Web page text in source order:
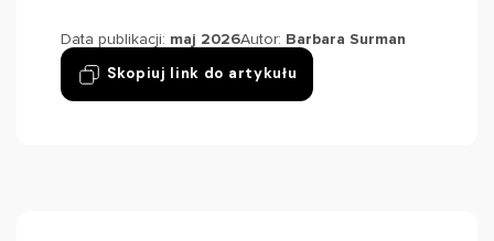
Data publikacji: maj 2026Autor: Barbara Surman
Skopiuj link do artykułu